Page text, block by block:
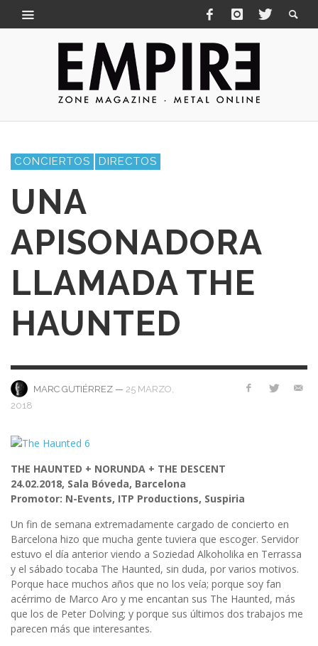
CONCIERTOS DIRECTOS
UNA
APISONADORA
LLAMADA THE
HAUNTED
MARC GUTIÉRREZ — 25 MARZO,
2018
THE HAUNTED + NORUNDA + THE DESCENT
24.02.2018, Sala Bóveda, Barcelona
Promotor: N-Events, ITP Productions, Suspiria
Un fin de semana extremadamente cargado de concierto en
Barcelona hizo que mucha gente tuviera que escoger. Servidor
estuvo el día anterior viendo a Soziedad Alkoholika en Terrassa
y el sábado tocaba The Haunted, sin duda, por varios motivos.
Porque hace muchos años que no los veía; porque soy fan
acérrimo de Marco Aro y me encantan sus The Haunted, más
que los de Peter Dolving; y porque sus últimos dos trabajos me
parecen más que interesantes.